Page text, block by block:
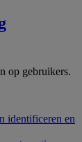
op gebruikers.
identificeren en